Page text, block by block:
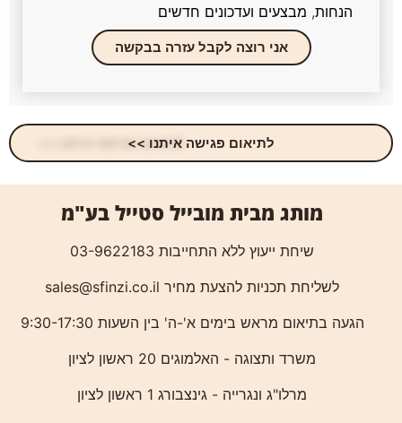
הנחות, מבצעים ועדכונים חדשים
אני רוצה לקבל עזרה בבקשה
לתיאום פגישה איתנו >>
מותג מבית מובייל סטייל בע"מ
שיחת ייעוץ ללא התחייבות 03-9622183
לשליחת תכניות להצעת מחיר sales@sfinzi.co.il
הגעה בתיאום מראש בימים א'-ה' בין השעות 9:30-17:30
משרד ותצוגה - האלמוגים 20 ראשון לציון
מרלו"ג ונגרייה - גינצבורג 1 ראשון לציון